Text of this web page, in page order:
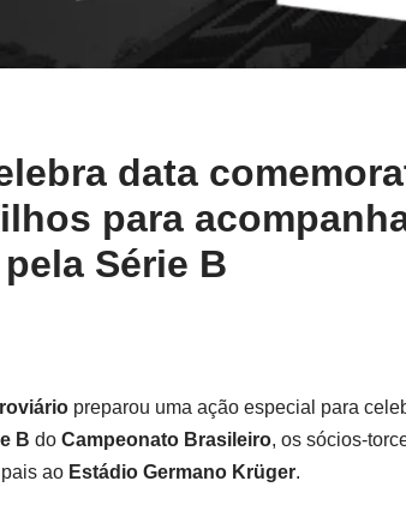
data
para
Série B
preparou uma ação especial para
B do Campeonato Brasileiro, os sócios-
ao Estádio Germano Krüger.